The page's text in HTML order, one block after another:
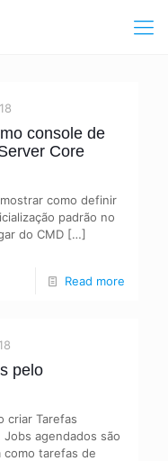
console de
Core
como definir
padrão no
do CMD […]
Read more
pelo
criar Tarefas
agendados são
tarefas de